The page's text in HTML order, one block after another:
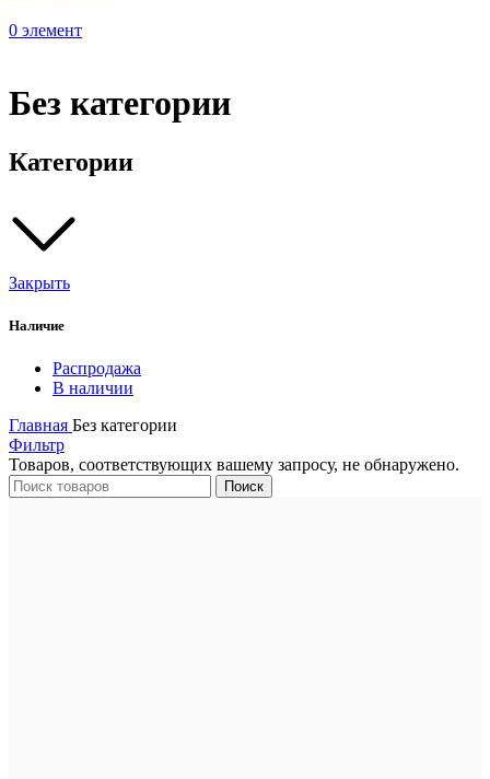
0 элемент
Без категории
Категории
Закрыть
Наличие
Распродажа
В наличии
Главная Без категории
Фильтр
Товаров, соответствующих вашему запросу, не обнаружено.
Поиск